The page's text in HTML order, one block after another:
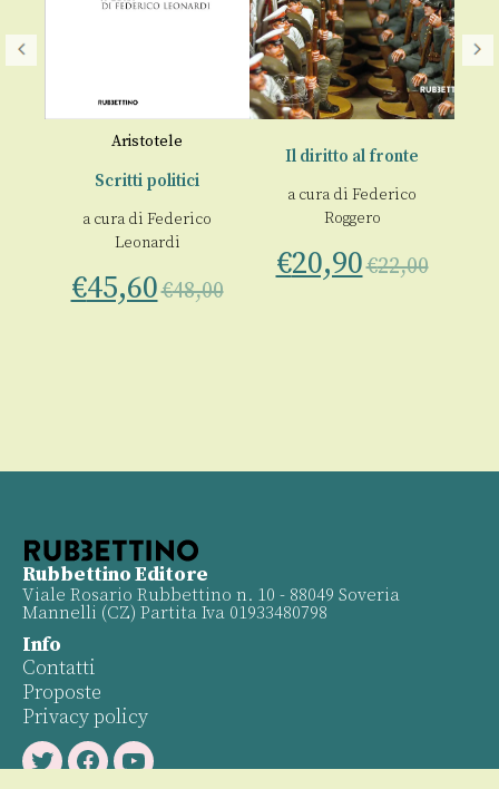
Aristotele
Scritti politici
a cura di Federico
Leonardi
€45,60€48,00
Il diritto al fronte
a cura di Federico
Roggero
€20,90€22,00
Rubbettino Editore
Viale Rosario Rubbettino n. 10 - 88049 Soveria
Mannelli (CZ) Partita Iva 01933480798
Info
Contatti
Proposte
Privacy policy
TwitterFacebookYoutube